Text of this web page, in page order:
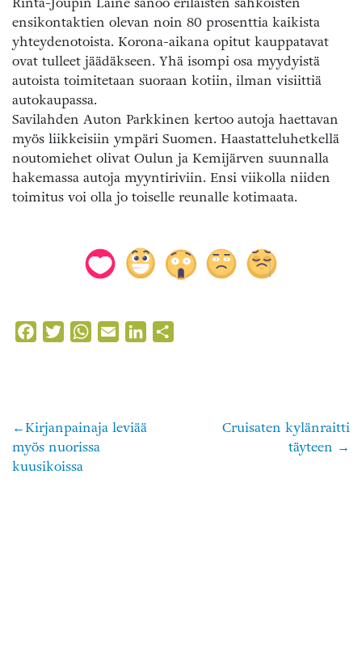
ensikontaktien olevan noin 80 prosenttia kaikista
yhteydenotoista. Korona-aikana opitut kauppatavat
ovat tulleet jäädäkseen. Yhä isompi osa myydyistä
autoista toimitetaan suoraan kotiin, ilman visiittiä
autokaupassa.
Savilahden Auton Parkkinen kertoo autoja haettavan
myös liikkeisiin ympäri Suomen. Haastatteluhetkellä
noutomiehet olivat Oulun ja Kemijärven suunnalla
hakemassa autoja myyntiriviin. Ensi viikolla niiden
toimitus voi olla jo toiselle reunalle kotimaata.
FacebookTwitterWhatsApp
Email LinkedIn
Artikkelien
selaus
Kirjanpainaja leviää
myös nuorissa
kuusikoissa
Cruisaten kylänraitti
täyteen